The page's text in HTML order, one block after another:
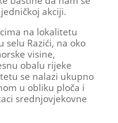
akciji.
na lokalitetu
selu Razići, na oko
visine,
obalu rijeke
se nalazi ukupno
u obliku ploča i
srednjovjekovne